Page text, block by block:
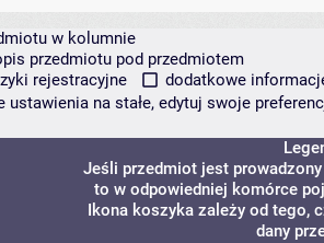
w kolumnie
przedmiotu pod przedmiotem
rejestracyjne
dodatkowe
ustawienia na stałe, edytuj swoje
Jeśli przedmiot jest
to w odpowiedniej komórce
Ikona koszyka zależy od tego,
dany